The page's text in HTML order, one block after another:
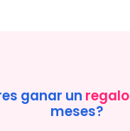
ganar un regalo
meses?